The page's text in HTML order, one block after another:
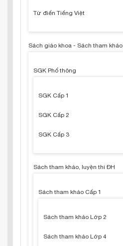
Từ điển Tiếng Việt
Sách giáo khoa - Sách tham khảo
SGK Phổ thông
SGK Cấp 1
SGK Cấp 2
SGK Cấp 3
Sách tham khảo, luyện thi ĐH
Sách tham khảo Cấp 1
Sách tham khảo Lớp 2
Sách tham khảo Lớp 4